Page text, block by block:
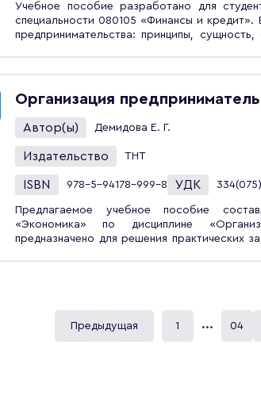
Учебное пособие разработано для
специальности 080105 «Финансы и
предпринимательства: принципы,
организации. Анализируется процесс
факторы его определяющие.
цена, маркетинговая стратегия и тактика
внешней финансовой среды, а именно
деятельности специальными режимами
налогом на вменённый доход, единым
Организация
Автор(ы) Демидова Е. Г.
Издательство ТНТ
ISBN 978-5-94178-999-8 УДК 334(075)
Предлагаемое учебное пособие
«Экономика» по дисциплине «Организация предпринимательской деятельности» и
предназначено для решения практических задач и самостоятельной работы студентов с целью
реальным сектором экономики и развития
Предыдущая
1 ... 04